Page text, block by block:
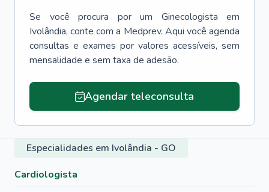
Se você procura por um Ginecologista
em
Ivolândia, conte com a Medprev. Aqui você agenda
consultas e exames por valores acessíveis, sem
mensalidade e sem taxa de adesão.
Agendar teleconsulta
Especialidades em Ivolândia - GO
Cardiologista